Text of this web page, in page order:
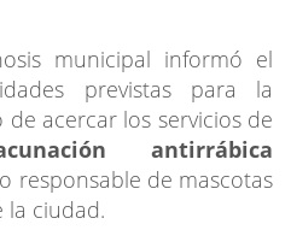
municipal informó el
previstas para la
acercar los servicios de
antirrábica
responsable de mascotas
la ciudad.